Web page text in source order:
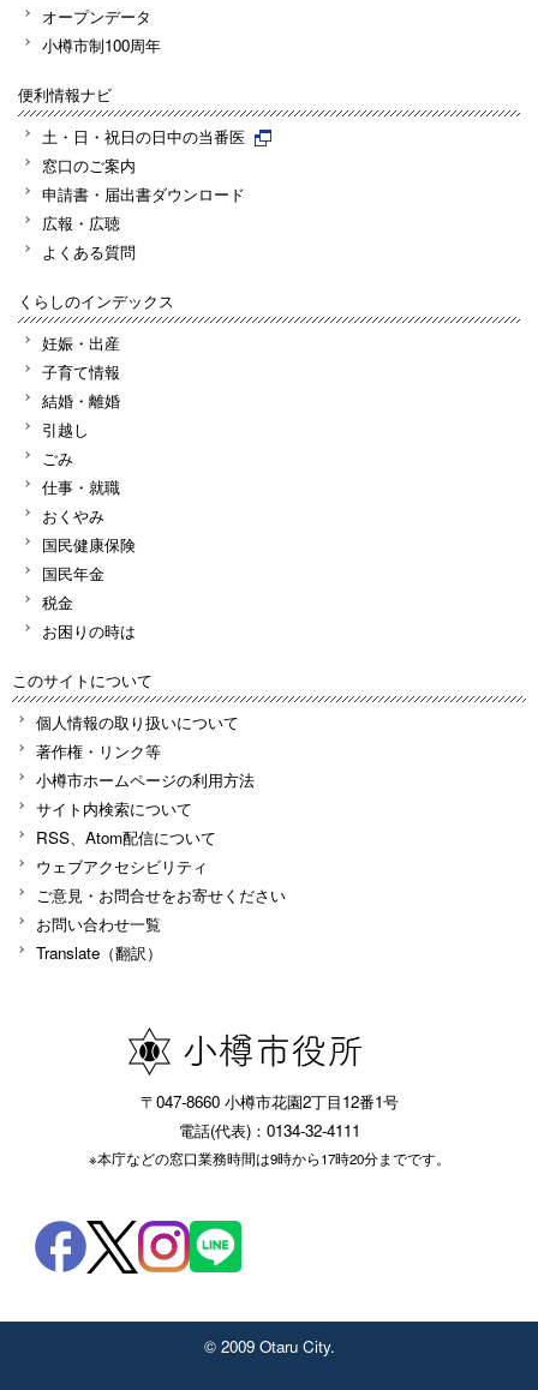
オープンデータ
小樽市制100周年
便利情報ナビ
土・日・祝日の日中の当番医
窓口のご案内
申請書・届出書ダウンロード
広報・広聴
よくある質問
くらしのインデックス
妊娠・出産
子育て情報
結婚・離婚
引越し
ごみ
仕事・就職
おくやみ
国民健康保険
国民年金
税金
お困りの時は
このサイトについて
個人情報の取り扱いについて
著作権・リンク等
小樽市ホームページの利用方法
サイト内検索について
RSS、Atom配信について
ウェブアクセシビリティ
ご意見・お問合せをお寄せください
お問い合わせ一覧
Translate（翻訳）
〒047-8660 小樽市花園2丁目12番1号
電話(代表)：0134-32-4111
※本庁などの窓口業務時間は9時から17時20分までです。
© 2009 Otaru City.